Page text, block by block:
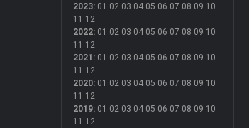
2023: 01 02 03 04 05 06 07 08 09 10
11 12
2022: 01 02 03 04 05 06 07 08 09 10
11 12
2021 : 01 02 03 04 05 06 07 08 09 10
11 12
2020: 01 02 03 04 05 06 07 08 09 10
11 12
2019: 01 02 03 04 05 06 07 08 09 10
11 12